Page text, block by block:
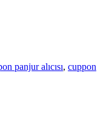
panjur alıcısı, cuppon